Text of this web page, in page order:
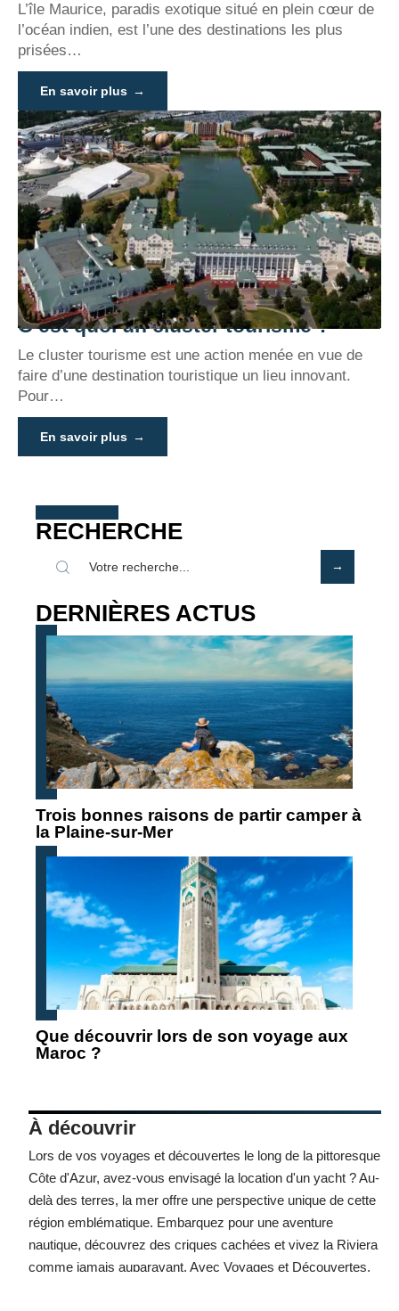
L’île Maurice, paradis exotique situé en plein cœur de
l’océan indien, est l’une des destinations les plus
prisées…
En savoir plus
C’est quoi un cluster tourisme ?
Le cluster tourisme est une action menée en vue de
faire d’une destination touristique un lieu innovant.
Pour…
En savoir plus
RECHERCHE
DERNIÈRES ACTUS
Trois bonnes raisons de partir camper à
la Plaine-sur-Mer
Que découvrir lors de son voyage aux
Maroc ?
À découvrir
Lors de vos voyages et découvertes le long de la pittoresque
Côte d'Azur, avez-vous envisagé la location d'un yacht ? Au-
delà des terres, la mer offre une perspective unique de cette
région emblématique. Embarquez pour une aventure
nautique, découvrez des criques cachées et vivez la Riviera
comme jamais auparavant. Avec Voyages et Découvertes,